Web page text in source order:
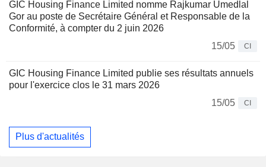
GIC Housing Finance Limited nomme Rajkumar Umedlal
Gor au poste de Secrétaire Général et Responsable de la
Conformité, à compter du 2 juin 2026
15/05
CI
GIC Housing Finance Limited publie ses résultats annuels
pour l'exercice clos le 31 mars 2026
15/05
CI
Plus d'actualités